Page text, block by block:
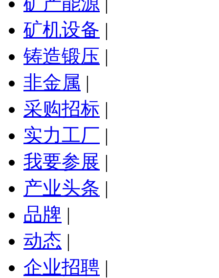
矿机设备 |
铸造锻压 |
非金属 |
采购招标 |
实力工厂 |
我要参展 |
产业头条 |
品牌 |
动态 |
企业招聘 |